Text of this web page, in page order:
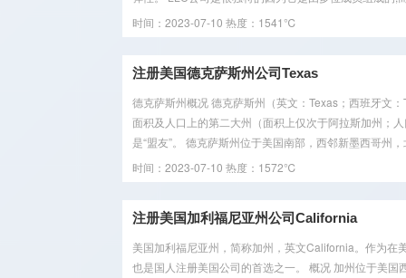
时间：2023-07-10 热度：1541℃
注册美国德克萨斯州公司Texas
德克萨斯州概况 德克萨斯州（英文：Texas；西班牙文
面积及人口上的第二大州（面积上仅次于阿拉斯加州；
是“盟友”。 德克萨斯州位于美国南部，西邻新墨西哥州
时间：2023-07-10 热度：1572℃
注册美国加利福尼亚州公司California
美国加利福尼亚州，简称加州，英文California。作为在
也是国人注册美国公司的首选之一。 概况 加州位于美